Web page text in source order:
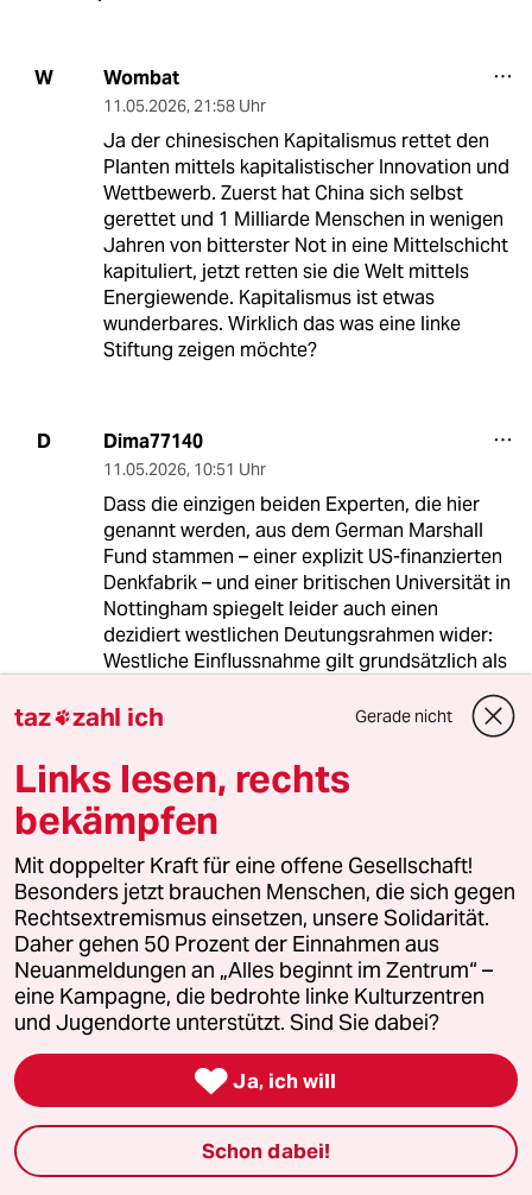
W Wombat
11.05.2026, 21:58 Uhr
Ja der chinesischen Kapitalismus rettet den
Planten mittels kapitalistischer Innovation und
Wettbewerb. Zuerst hat China sich selbst
gerettet und 1 Milliarde Menschen in wenigen
Jahren von bitterster Not in eine Mittelschicht
kapituliert, jetzt retten sie die Welt mittels
Energiewende. Kapitalismus ist etwas
wunderbares. Wirklich das was eine linke
Stiftung zeigen möchte?
D Dima77140
11.05.2026, 10:51 Uhr
Dass die einzigen beiden Experten, die hier
genannt werden, aus dem German Marshall
Fund stammen – einer explizit US-finanzierten
Denkfabrik – und einer britischen Universität in
Nottingham spiegelt leider auch einen
dezidiert westlichen Deutungsrahmen wider:
Westliche Einflussnahme gilt grundsätzlich als
Propaganda.
Dekoloniale, multipolare Perspektiven, oder
gar unterdrückte chinesische Perspektiven
selbst fehlen leider völlig in dem Artikel. Die
Frage, was westliche Stiftungen in
postkolonialen Gesellschaften eigentlich tun
und wessen Interessen sie vertreten, wird gar
nicht erst gestellt.
Interessant ist auch, dass einer der Autoren
hier sehr genau Maßstäbe an die Kritik von
staatlicher Gewalt anlegt, die er selbst an
anderer geopolitischer Stelle deutlich
vermissen lässt.
O O.F.
taz zahl ich Gerade nicht
Links lesen, rechts
bekämpfen
Mit doppelter Kraft für eine offene Gesellschaft!
Besonders jetzt brauchen Menschen, die sich gegen
Rechtsextremismus einsetzen, unsere Solidarität.
Daher gehen 50 Prozent der Einnahmen aus
Neuanmeldungen an „Alles beginnt im Zentrum“ –
eine Kampagne, die bedrohte linke Kulturzentren
und Jugendorte unterstützt. Sind Sie dabei?
 Ja, ich will
Schon dabei!